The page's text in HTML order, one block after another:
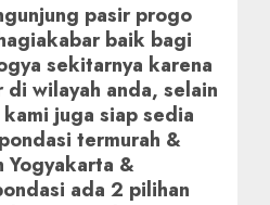
pasir progo
baik bagi
sekitarnya karena
wilayah anda, selain
juga siap sedia
termurah &
&
ada 2 pilihan